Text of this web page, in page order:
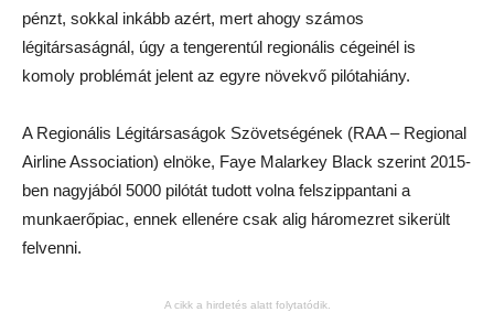
pénzt, sokkal inkább azért, mert ahogy számos
légitársaságnál, úgy a tengerentúl regionális cégeinél is
komoly problémát jelent az egyre növekvő pilótahiány.
A Regionális Légitársaságok Szövetségének (RAA – Regional
Airline Association) elnöke, Faye Malarkey Black szerint 2015-
ben nagyjából 5000 pilótát tudott volna felszippantani a
munkaerőpiac, ennek ellenére csak alig háromezret sikerült
felvenni.
A cikk a hirdetés alatt folytatódik.